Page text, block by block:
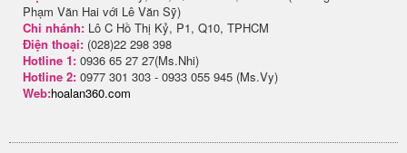
Phạm Văn Hai với Lê Văn Sỹ)
Chi nhánh: Lô C Hồ Thị Kỷ, P1, Q10, TPHCM
Điện thoại: (028)22 298 398
Hotline 1: 0936 65 27 27(Ms.Nhi)
Hotline 2: 0977 301 303 - 0933 055 945 (Ms.Vy)
Web:hoalan360.com